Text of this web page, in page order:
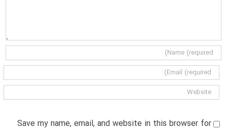
Save my name, email, and website in this browser for